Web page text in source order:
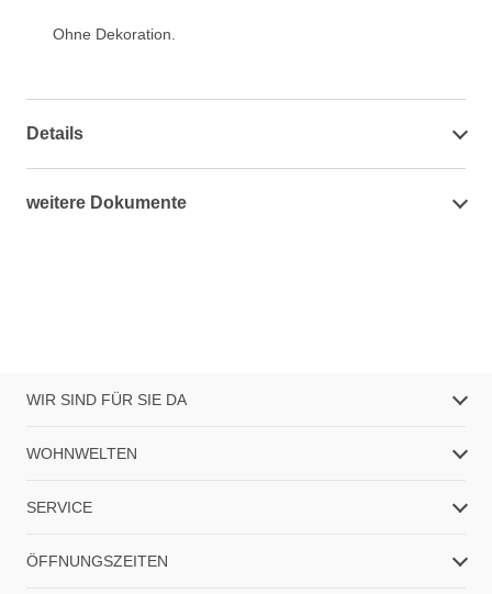
Ohne Dekoration.
Details
weitere Dokumente
WIR SIND FÜR SIE DA
WOHNWELTEN
SERVICE
ÖFFNUNGSZEITEN